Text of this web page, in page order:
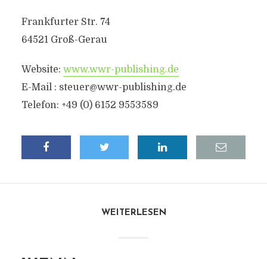
Frankfurter Str. 74
64521 Groß-Gerau
Website: www.wwr-publishing.de
E-Mail : steuer@wwr-publishing.de
Telefon: +49 (0) 6152 9553589
WEITERLESEN